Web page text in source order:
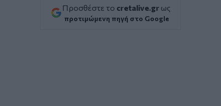
Προσθέστε το cretalive.gr ως
προτιμώμενη πηγή στο Google